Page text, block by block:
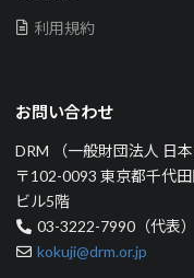
利用規約
お問い合わせ
DRM （一般財団法人 日
〒102-0093 東京都千代
ビル5階
03-3222-7990（代表）
kokuji@drm.or.jp